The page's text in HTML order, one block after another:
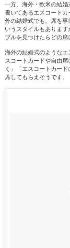
一方、海外・欧米の結
書いてあるエスコート
外の結婚式でも、席を
いうスタイルもありま
ブルを見つけたらどの席
海外の結婚式のような
スコートカードや自由
く」「エスコートカー
席してもらえそうです。